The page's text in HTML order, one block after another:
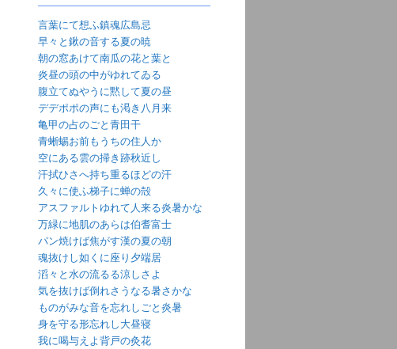
言葉にて想ふ鎮魂広島忌
早々と鍬の音する夏の暁
朝の窓あけて南瓜の花と葉と
炎昼の頭の中がゆれてゐる
腹立てぬやうに黙して夏の昼
デデポポの声にも渇き八月来
亀甲の占のごと青田干
青蜥蜴お前もうちの住人か
空にある雲の掃き跡秋近し
汗拭ひさへ持ち重るほどの汗
久々に使ふ梯子に蝉の殻
アスファルトゆれて人来る炎暑かな
万緑に地肌のあらは伯耆富士
パン焼けば焦がす漢の夏の朝
魂抜けし如くに座り夕端居
滔々と水の流るる涼しさよ
気を抜けば倒れさうなる暑さかな
ものがみな音を忘れしごと炎暑
身を守る形忘れし大昼寝
我に喝与えよ背戸の灸花